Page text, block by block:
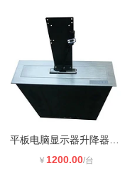
￥ 1200.00/台